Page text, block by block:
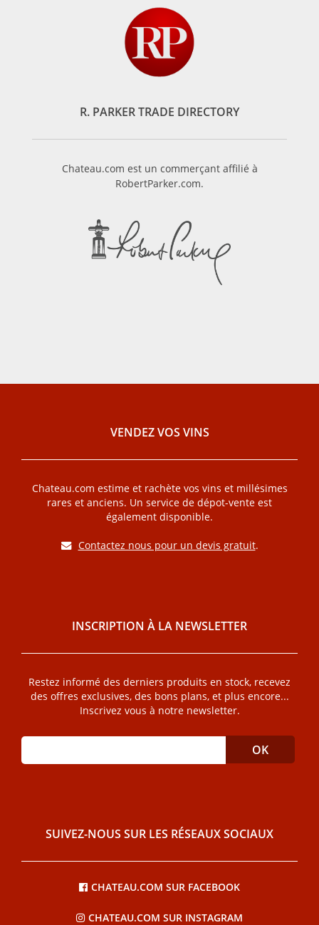
R. PARKER TRADE DIRECTORY
Chateau.com est un commerçant affilié à
RobertParker.com.
VENDEZ VOS VINS
Chateau.com estime et rachète vos vins et millésimes
rares et anciens. Un service de dépot-vente est
également disponible.
Contactez nous pour un devis gratuit.
INSCRIPTION À LA NEWSLETTER
Restez informé des derniers produits en stock, recevez
des offres exclusives, des bons plans, et plus encore...
Inscrivez vous à notre newsletter.
SUIVEZ-NOUS SUR LES RÉSEAUX SOCIAUX
CHATEAU.COM SUR FACEBOOK
CHATEAU.COM SUR INSTAGRAM